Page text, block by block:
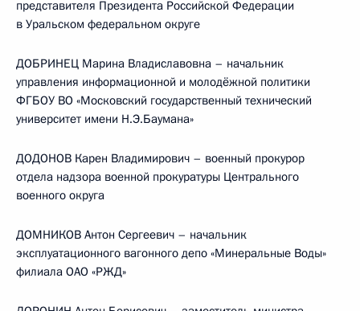
представителя Президента Российской Федерации
в Уральском федеральном округе
ДОБРИНЕЦ Марина Владиславовна – начальник
управления информационной и молодёжной политики
ФГБОУ ВО «Московский государственный технический
университет имени Н.Э.Баумана»
ДОДОНОВ Карен Владимирович – военный прокурор
отдела надзора военной прокуратуры Центрального
военного округа
ДОМНИКОВ Антон Сергеевич – начальник
эксплуатационного вагонного депо «Минеральные Воды»
филиала ОАО «РЖД»